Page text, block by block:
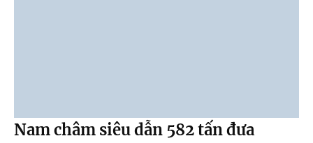
Nam châm siêu dẫn 582 tấn đưa